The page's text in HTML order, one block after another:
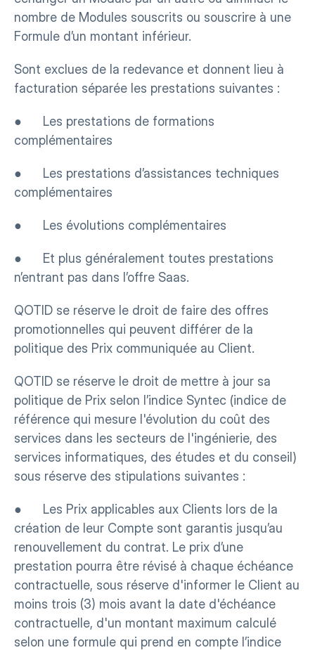
nombre de Modules souscrits ou souscrire à une
Formule d’un montant inférieur.
Sont exclues de la redevance et donnent lieu à
facturation séparée les prestations suivantes :
●      Les prestations de formations
complémentaires
●      Les prestations d’assistances techniques
complémentaires
●      Les évolutions complémentaires
●      Et plus généralement toutes prestations
n’entrant pas dans l’offre Saas.
QOTID se réserve le droit de faire des offres
promotionnelles qui peuvent différer de la
politique des Prix communiquée au Client.
QOTID se réserve le droit de mettre à jour sa
politique de Prix selon l’indice Syntec (indice de
référence qui mesure l'évolution du coût des
services dans les secteurs de l'ingénierie, des
services informatiques, des études et du conseil)
sous réserve des stipulations suivantes :
●      Les Prix applicables aux Clients lors de la
création de leur Compte sont garantis jusqu’au
renouvellement du contrat. Le prix d’une
prestation pourra être révisé à chaque échéance
contractuelle, sous réserve d'informer le Client au
moins trois (3) mois avant la date d'échéance
contractuelle, d'un montant maximum calculé
selon une formule qui prend en compte l’indice